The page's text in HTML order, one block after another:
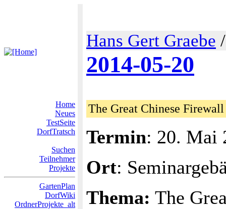
Hans Gert Graebe
2014-05-20
Home
Neues
TestSeite
DorfTratsch
Suchen
Teilnehmer
Projekte
GartenPlan
DorfWiki
OrdnerProjekte_alt
The Great Chinese Firewall
Termin: 20. Mai
Ort:
Thema: The